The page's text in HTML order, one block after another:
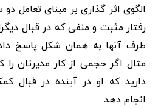
الگوی اثر گذاری بر مبنای تعامل
رفتار مثبت و منفی که در قبال
طرف آنها به همان شکل پاسخ
مثال اگر حجمی از کار مدیرتان را
دارید که او در آینده در قبال
انجام دهد.